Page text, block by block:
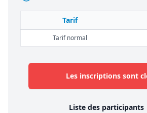
Tarif
Tarif normal
Les inscriptions sont
Liste des participants